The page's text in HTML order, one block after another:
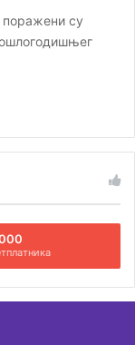
поражени су